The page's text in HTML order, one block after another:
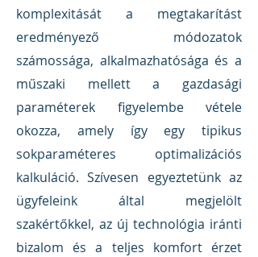
komplexitását a megtakarítást
eredményező módozatok
számossága, alkalmazhatósága és a
műszaki mellett a gazdasági
paraméterek figyelembe vétele
okozza, amely így egy tipikus
sokparaméteres optimalizációs
kalkuláció. Szívesen egyeztetünk az
ügyfeleink által megjelölt
szakértőkkel, az új technológia iránti
bizalom és a teljes komfort érzet